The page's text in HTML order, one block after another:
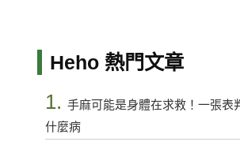
Heho 熱門文章
1. 手麻可能是身體在求救！一張表
什麼病